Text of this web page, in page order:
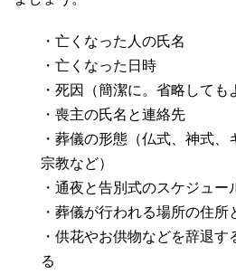
・亡くなった人の氏名
・亡くなった日時
・死因（簡潔に。省略しても
・喪主の氏名と連絡先
・葬儀の形態（仏式、神式
宗教など）
・通夜と告別式のスケジュー
・葬儀が行われる場所の住所
・供花やお供物などを辞退
る